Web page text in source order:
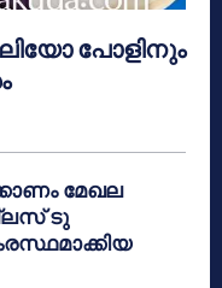
പോളിനും
മേഖല
ടു